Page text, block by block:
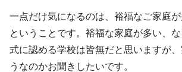
一点だけ気になるのは、裕福なご家庭が
ということです。裕福な家庭が多い、
式に認める学校は皆無だと思いますが
うなのかお聞きしたいです。